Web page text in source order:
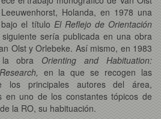
Holanda, en 1978 una
el título El Reflejo de Orientación
sería publicada en una obra
Olst y Orlebeke. Así mismo, en 1983
la obraOrienting and Habituation:
en la que se recogen las
los principales autores del área,
en uno de los constantes tópicos de
la RO, su habituación.